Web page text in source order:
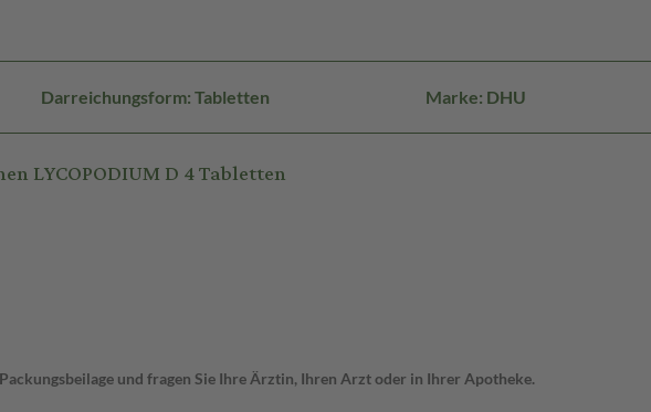
Darreichungsform: Tabletten Marke: DHU
LYCOPODIUM D 4 Tabletten
und fragen Sie Ihre Ärztin, Ihren Arzt oder in Ihrer Apotheke.